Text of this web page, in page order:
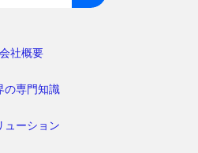
会社概要
の専門知識
ューション